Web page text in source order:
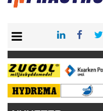
KONTAKT
VÅRA ANDRA MAGASIN
PRENUMERERA
ANNONSERA